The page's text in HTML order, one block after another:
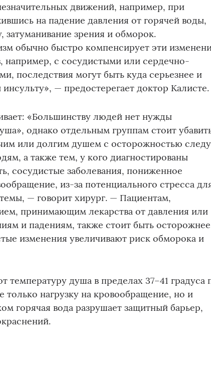
движений, например, при
на падение давления от горячей воды,
затуманивание зрения и обморок.
обычно быстро компенсирует эти
например, с сосудистыми или сердечно-
последствия могут быть куда серьезнее и
— предостерегает доктор Калисте.
«Большинству людей нет нужды
однако отдельным группам стоит
или долгим душем с осторожностью
а также тем, у кого диагностированы
сосудистые заболевания, пониженное
из-за потенциального стресса
— говорит хирург. — Пациентам,
принимающим лекарства от давления или
и падениям, также стоит быть
изменения увеличивают риск обморока и
температуру душа в пределах 37–41 градуса
только нагрузку на кровообращение, но и
горячая вода разрушает защитный барьер,